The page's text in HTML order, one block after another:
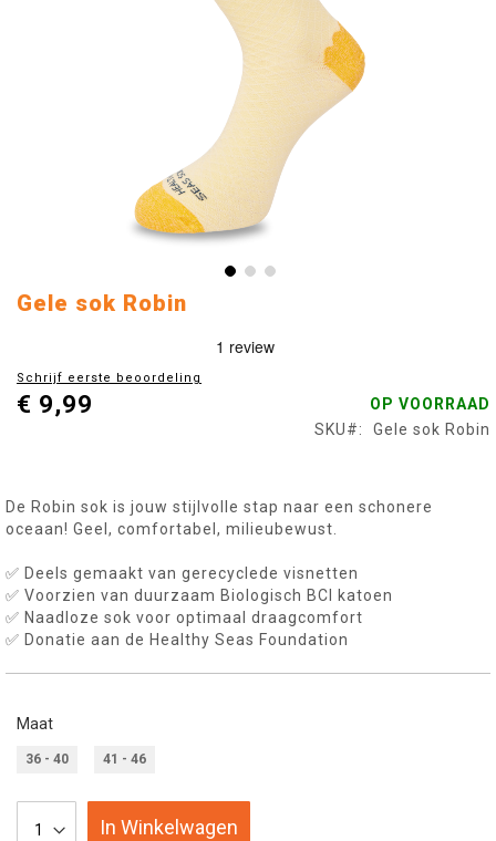
Ga
van
de
Gele sok Robin
Schrijf eerste beoordeling
€ 9,99
OP VOORRAAD
SKU
Gele sok Robin
De Robin sok is jouw stijlvolle stap naar een schonere
oceaan! Geel, comfortabel, milieubewust.
✅ Deels gemaakt van gerecyclede visnetten
✅ Voorzien van duurzaam Biologisch BCI katoen
✅ Naadloze sok voor optimaal draagcomfort
✅ Donatie aan de Healthy Seas Foundation
Maat
36 - 40 41 - 46
In Winkelwagen